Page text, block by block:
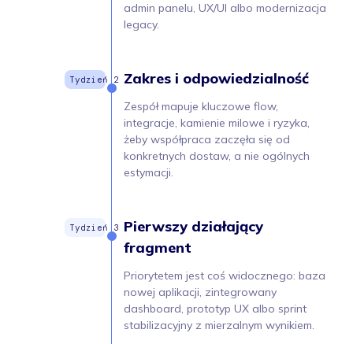
admin panelu, UX/UI albo modernizacja
legacy.
Zakres i odpowiedzialność
Zespół mapuje kluczowe flow,
integracje, kamienie milowe i ryzyka,
żeby współpraca zaczęła się od
konkretnych dostaw, a nie ogólnych
estymacji.
Pierwszy działający
fragment
Priorytetem jest coś widocznego: baza
nowej aplikacji, zintegrowany
dashboard, prototyp UX albo sprint
stabilizacyjny z mierzalnym wynikiem.